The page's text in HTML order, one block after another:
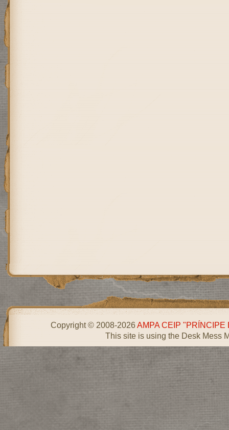
Copyright © 2008-2026AMPA CEIP "PRÍNCIPE
This site is using the Desk Mess